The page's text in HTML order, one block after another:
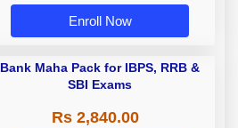
Enroll Now
Bank Maha Pack for IBPS, RRB &
SBI Exams
Rs 2,840.00